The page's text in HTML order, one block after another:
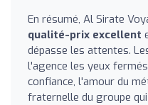
En résumé, Al Sirate
qualité-prix excellent
dépasse les attentes.
l'agence les yeux
confiance, l'amour du
fraternelle du groupe